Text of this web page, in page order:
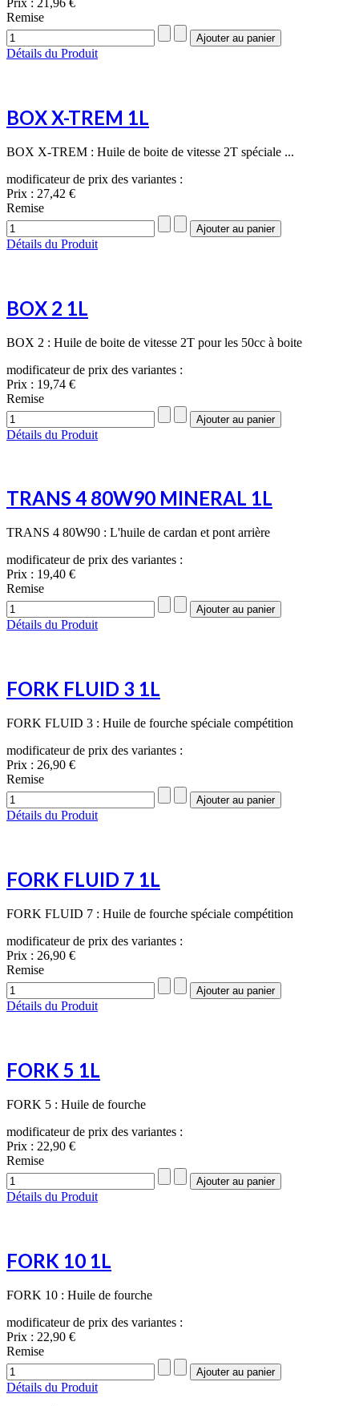
Prix : 21,96 €
Remise
Détails du Produit
BOX X-TREM 1L
BOX X-TREM : Huile de boite de vitesse 2T spéciale ...
modificateur de prix des variantes :
Prix : 27,42 €
Remise
Détails du Produit
BOX 2 1L
BOX 2 : Huile de boite de vitesse 2T pour les 50cc à boite
modificateur de prix des variantes :
Prix : 19,74 €
Remise
Détails du Produit
TRANS 4 80W90 MINERAL 1L
TRANS 4 80W90 : L'huile de cardan et pont arrière
modificateur de prix des variantes :
Prix : 19,40 €
Remise
Détails du Produit
FORK FLUID 3 1L
FORK FLUID 3 : Huile de fourche spéciale compétition
modificateur de prix des variantes :
Prix : 26,90 €
Remise
Détails du Produit
FORK FLUID 7 1L
FORK FLUID 7 : Huile de fourche spéciale compétition
modificateur de prix des variantes :
Prix : 26,90 €
Remise
Détails du Produit
FORK 5 1L
FORK 5 : Huile de fourche
modificateur de prix des variantes :
Prix : 22,90 €
Remise
Détails du Produit
FORK 10 1L
FORK 10 : Huile de fourche
modificateur de prix des variantes :
Prix : 22,90 €
Remise
Détails du Produit